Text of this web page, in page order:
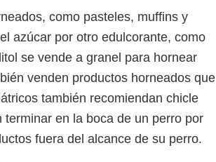
como pasteles, muffins y
azúcar por otro edulcorante, como
se vende a granel para hornear
venden productos horneados que
también recomiendan chicle
en la boca de un perro por
fuera del alcance de su perro.